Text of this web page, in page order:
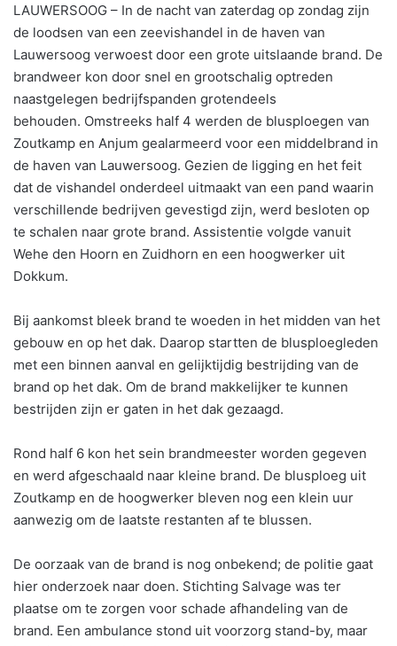
LAUWERSOOG – In de nacht van zaterdag op zondag zijn
de loodsen van een zeevishandel in de haven van
Lauwersoog verwoest door een grote uitslaande brand. De
brandweer kon door snel en grootschalig optreden
naastgelegen bedrijfspanden grotendeels
behouden. Omstreeks half 4 werden de blusploegen van
Zoutkamp en Anjum gealarmeerd voor een middelbrand in
de haven van Lauwersoog. Gezien de ligging en het feit
dat de vishandel onderdeel uitmaakt van een pand waarin
verschillende bedrijven gevestigd zijn, werd besloten op
te schalen naar grote brand. Assistentie volgde vanuit
Wehe den Hoorn en Zuidhorn en een hoogwerker uit
Dokkum.
Bij aankomst bleek brand te woeden in het midden van het
gebouw en op het dak. Daarop startten de blusploegleden
met een binnen aanval en gelijktijdig bestrijding van de
brand op het dak. Om de brand makkelijker te kunnen
bestrijden zijn er gaten in het dak gezaagd.
Rond half 6 kon het sein brandmeester worden gegeven
en werd afgeschaald naar kleine brand. De blusploeg uit
Zoutkamp en de hoogwerker bleven nog een klein uur
aanwezig om de laatste restanten af te blussen.
De oorzaak van de brand is nog onbekend; de politie gaat
hier onderzoek naar doen. Stichting Salvage was ter
plaatse om te zorgen voor schade afhandeling van de
brand. Een ambulance stond uit voorzorg stand-by, maar